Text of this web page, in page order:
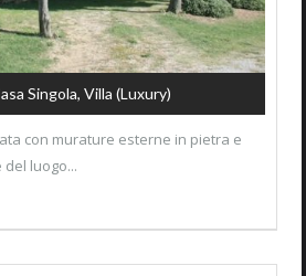
Singola, Villa (luxury)
con murature esterne in pietra e
luogo...